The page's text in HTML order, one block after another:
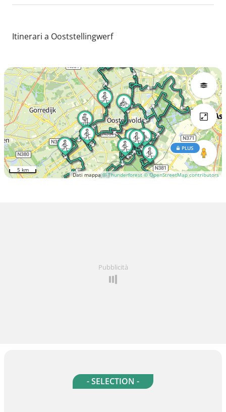
Itinerari a Ooststellingwerf
Dati mappa© Thunderforest © OpenStreetMap contributors
PLUS
5 km
Pubblicità
- SELECTION -